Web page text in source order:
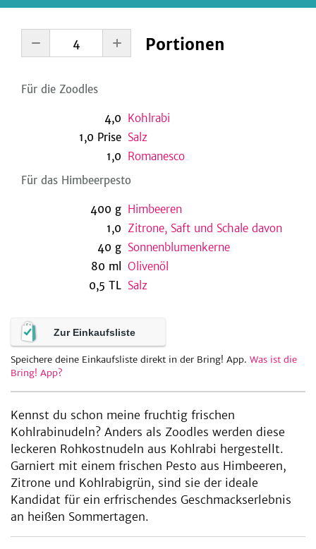
Portionen
Für die Zoodles
4,0 Kohlrabi
1,0 Prise Salz
1,0 Romanesco
Für das Himbeerpesto
400 g Himbeeren
1,0 Zitrone, Saft und Schale davon
40 g Sonnenblumenkerne
80 ml
Olivenöl
0,5 TL Salz
Zur Einkaufsliste
Speichere deine Einkaufsliste direkt in der Bring! App. Was ist die
Bring! App?
Kennst du schon meine fruchtig frischen
Kohlrabinudeln? Anders als Zoodles werden diese
leckeren Rohkostnudeln aus Kohlrabi hergestellt.
Garniert mit einem frischen Pesto aus Himbeeren,
Zitrone und Kohlrabigrün, sind sie der ideale
Kandidat für ein erfrischendes Geschmackserlebnis
an heißen Sommertagen.